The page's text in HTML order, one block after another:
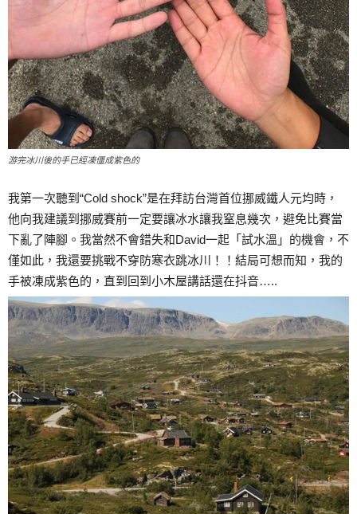
游完冰川後的手已經凍僵成紫色的
我第一次聽到“Cold shock”是在拜訪台灣首位挪威鐵人元均時，
他向我建議到挪威賽前一定要讓冰水讓我窒息幾次，避免比賽當
下亂了陣腳。我當然不會錯失和David一起「試水溫」的機會，不
僅如此，我還要挑戰不穿防寒衣跳冰川！！結局可想而知，我的
手被凍成紫色的，直到回到小木屋講話還在抖音…..